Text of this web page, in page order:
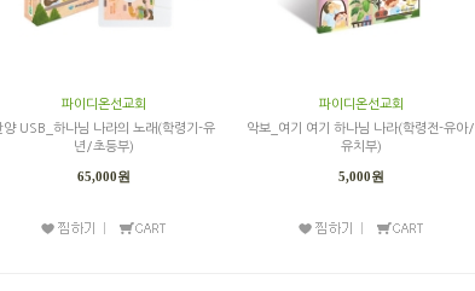
파이디온선교회
양 USB_하나님 나라의 노래(학령기-유
년/초등부)
65,000원
파이디온선교회
악보_여기 여기 하나님 나라(학령전-유아/
유치부)
5,000원